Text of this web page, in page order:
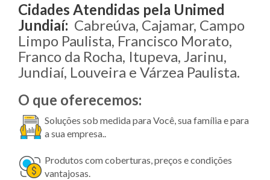
Cidades Atendidas pela Unimed
Jundiaí: Cabreúva, Cajamar, Campo
Limpo Paulista, Francisco Morato,
Franco da Rocha, Itupeva, Jarinu,
Jundiaí, Louveira e Várzea Paulista.
O que oferecemos:
Soluções sob medida para Você, sua família e para
a sua empresa..
Produtos com coberturas, preços e condições
vantajosas.